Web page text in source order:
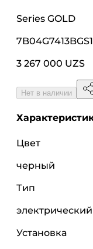
Series GOLD
7B04G7413BGS1
3 267 000 UZS
Нет в наличии
Цвет
черный
Тип
Установка